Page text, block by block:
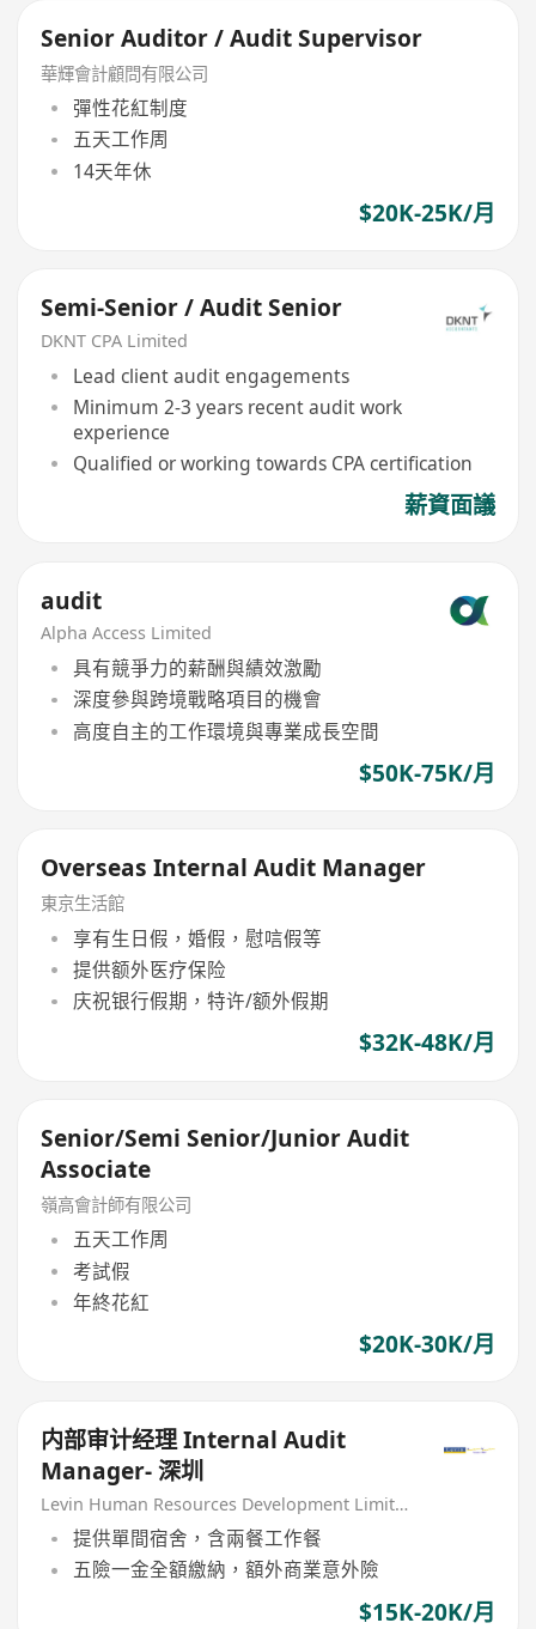
Senior Auditor / Audit Supervisor
華輝會計顧問有限公司
彈性花紅制度
五天工作周
14天年休
$20K-25K/月
Semi-Senior / Audit Senior
DKNT CPA Limited
Lead client audit engagements
Minimum 2-3 years recent audit work
experience
Qualified or working towards CPA certification
薪資面議
audit
Alpha Access Limited
具有競爭力的薪酬與績效激勵
深度參與跨境戰略項目的機會
高度自主的工作環境與專業成長空間
$50K-75K/月
Overseas Internal Audit Manager
東京生活館
享有生日假，婚假，慰唁假等
提供额外医疗保险
庆祝银行假期，特许/额外假期
$32K-48K/月
Senior/Semi Senior/Junior Audit
Associate
嶺高會計師有限公司
五天工作周
考試假
年終花紅
$20K-30K/月
内部审计经理 Internal Audit
Manager- 深圳
Levin Human Resources Development Limited
提供單間宿舍，含兩餐工作餐
五險一金全額繳納，額外商業意外險
$15K-20K/月